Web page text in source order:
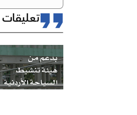
تعليقات Facebook